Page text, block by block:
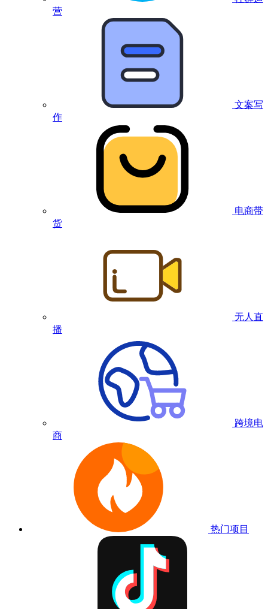
营
文案写
作
电商带
货
无人直
播
跨境电
商
热门项目